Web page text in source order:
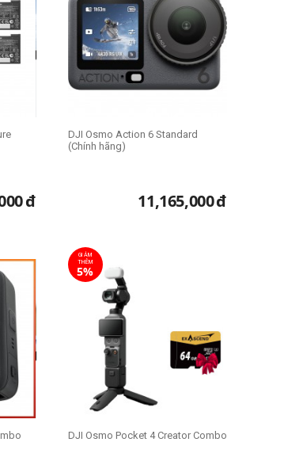
đ
DJI Osmo Action 6 Standard
(Chính hãng)
11,165,000đ
GIẢM
THÊM
5%
DJI Osmo Pocket 4 Creator Combo